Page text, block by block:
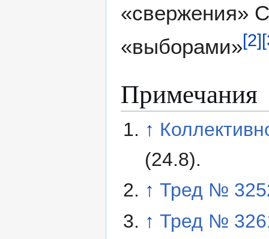
«свержения»
«выборами»[2] [
Примечания
↑
(24.8).
↑ Тред №
↑ Тред №